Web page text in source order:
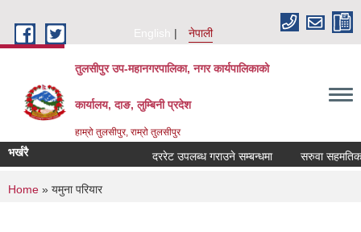
English
नेपाली
तुलसीपुर उप-महानगरपालिका, नगर कार्यपालिकाको
कार्यालय, दाङ, लुम्बिनी प्रदेश
हाम्रो तुलसीपुर, राम्रो तुलसीपुर
भर्खरै दररेट उपलब्ध गराउने सम्बन्धमा सरुवा सहमतिका
You are here
Home » यमुना परियार